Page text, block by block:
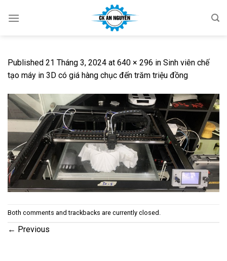
Published 21 Tháng 3, 2024 at 640 × 296 in Sinh viên chế
tạo máy in 3D có giá hàng chục đến trăm triệu đồng
Both comments and trackbacks are currently closed.
← Previous